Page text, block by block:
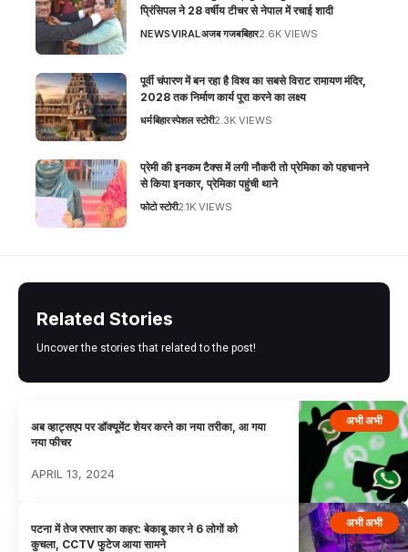
प्रिंसिपल ने 28 वर्षीय टीचर से नेपाल में रचाई शादी
NEWSVIRALअजब गजबबिहार2.6K VIEWS
पूर्वी चंपारण में बन रहा है विश्व का सबसे विराट रामायण मंदिर,
2028 तक निर्माण कार्य पूरा करने का लक्ष्य
धर्मबिहारस्पेशल स्टोरी2.3K VIEWS
प्रेमी की इनकम टैक्स में लगी नौकरी तो प्रेमिका को पहचानने
से किया इनकार, प्रेमिका पहुंची थाने
फोटो स्टोरी2.1K VIEWS
Related Stories
Uncover the stories that related to the post!
अभी अभी
अब व्हाट्सएप पर डॉक्यूमेंट शेयर करने का नया तरीका, आ गया
नया फीचर
APRIL 13, 2024
अभी अभी
पटना में तेज रफ्तार का कहर: बेकाबू कार ने 6 लोगों को
कुचला, CCTV फुटेज आया सामने